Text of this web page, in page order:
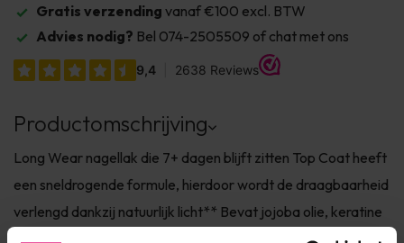
Gratis verzending vanaf €100 excl. BTW
Advies nodig? Bel 074-2505509 of chat met ons
Productomschrijving
Long Wear nagellak die 7+ dagen blijft zitten Top Coat heeft
een sneldrogende formule, hierdoor wordt de draagbaarheid
verlengd dankzij natuurlijk licht** Bevat jojoba olie, keratine
en vitamine E voor de verzorging van de nagel Dierproefvrij